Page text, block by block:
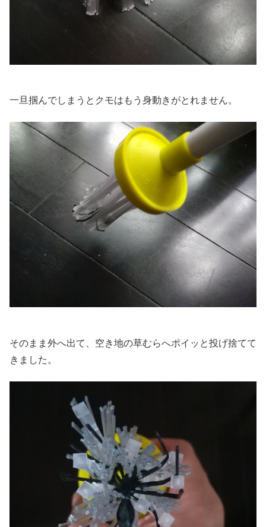
一旦掴んでしまうとクモはもう身動きがとれません。
そのまま外へ出て、空き地の草むらへポイッと投げ捨てて
きました。